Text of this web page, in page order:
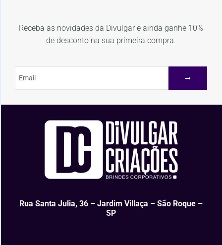
Receba as novidades da Divulgar e ainda ganhe 10%
de desconto na sua primeira compra.
Rua Santa Julia, 36 – Jardim Villaça – São Roque –
SP